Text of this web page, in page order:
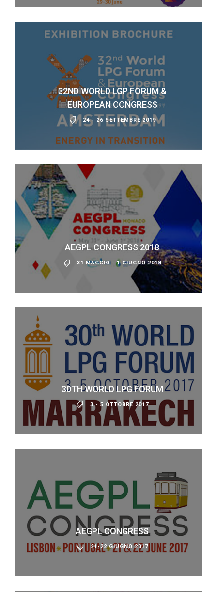
32ND WORLD LGP FORUM &
EUROPEAN CONGRESS
24 - 26 SETTEMBRE 2019
AEGPL CONGRESS 2018
31 MAGGIO - 1 GIUGNO 2018
30TH WORLD LPG FORUM
3 - 5 OTTOBRE 2017
AEGPL CONGRESS
21-22 GIUGNO 2017